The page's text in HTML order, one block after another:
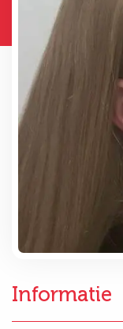
Informatie